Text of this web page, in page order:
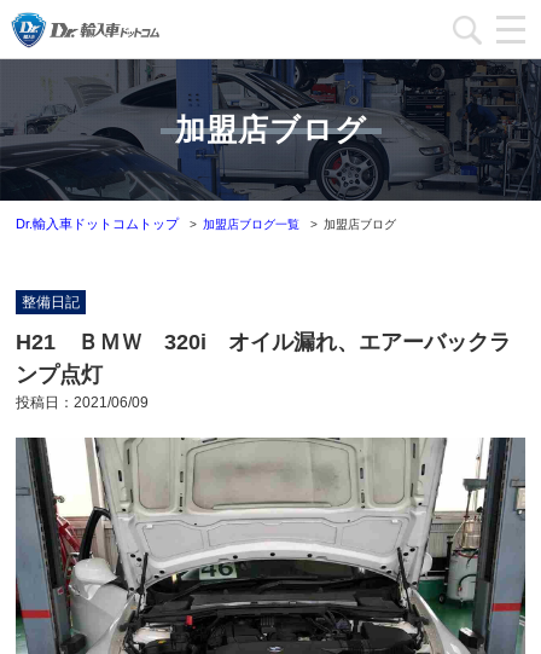
加盟店一覧
加盟店ブログ一覧
インフォメーション
加盟店募集
本部問い合わせ
加盟店ブログ
Dr.輸入車ドットコムトップ 加盟店ブログ一覧 加盟店ブログ
整備日記
H21 ＢＭＷ 320i オイル漏れ、エアーバックラ
ンプ点灯
投稿日：2021/06/09